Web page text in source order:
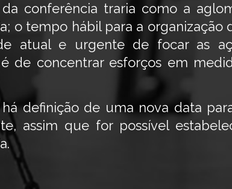
da conferência traria como a
o tempo hábil para a
atual e urgente de focar as
de concentrar esforços em
definição de uma nova data
assim que for possível